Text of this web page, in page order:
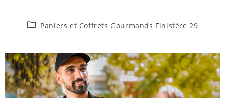
Paniers et Coffrets Gourmands Finistère 29